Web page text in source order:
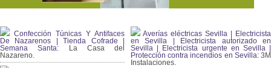
Confección Túnicas Y Antifaces
De Nazarenos | Tienda Cofrade |
Semana Santa: La Casa del
Nazareno.
Averías eléctricas Sevilla | Electricista
en Sevilla | Electricista autorizado en
Sevilla | Electricista urgente en Sevilla |
Protección contra incendios en Sevilla:3M
Instalaciones.